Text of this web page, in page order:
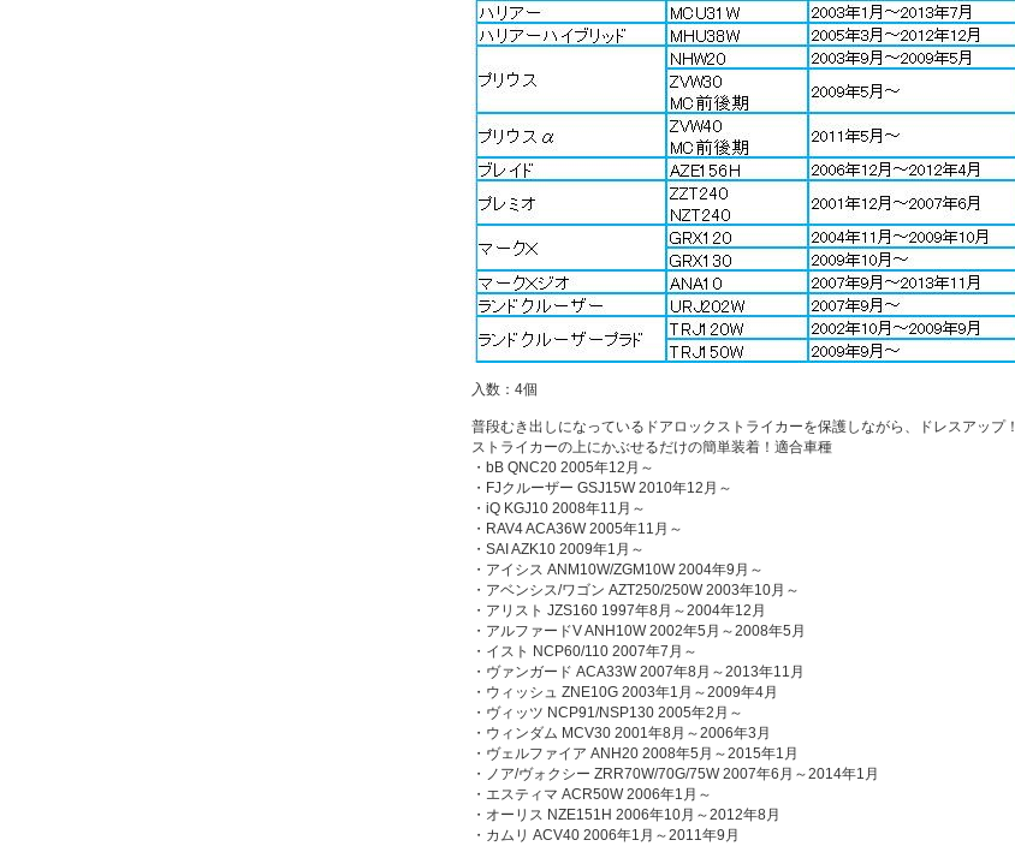
入数：4個
普段むき出しになっているドアロックストライカーを保護しながら、ドレスアップ！
ストライカーの上にかぶせるだけの簡単装着！適合車種
・bB QNC20 2005年12月～
・FJクルーザー GSJ15W 2010年12月～
・iQ KGJ10 2008年11月～
・RAV4 ACA36W 2005年11月～
・SAI AZK10 2009年1月～
・アイシス ANM10W/ZGM10W 2004年9月～
・アベンシス/ワゴン AZT250/250W 2003年10月～
・アリスト JZS160 1997年8月～2004年12月
・アルファードV ANH10W 2002年5月～2008年5月
・イスト NCP60/110 2007年7月～
・ヴァンガード ACA33W 2007年8月～2013年11月
・ウィッシュ ZNE10G 2003年1月～2009年4月
・ヴィッツ NCP91/NSP130 2005年2月～
・ウィンダム MCV30 2001年8月～2006年3月
・ヴェルファイア ANH20 2008年5月～2015年1月
・ノア/ヴォクシー ZRR70W/70G/75W 2007年6月～2014年1月
・エスティマ ACR50W 2006年1月～
・オーリス NZE151H 2006年10月～2012年8月
・カムリ ACV40 2006年1月～2011年9月